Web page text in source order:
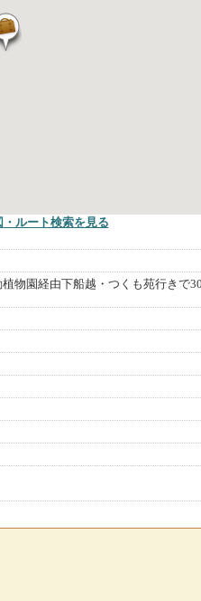
・ルート検索を見る
物園経由下船越・つくも苑行きで